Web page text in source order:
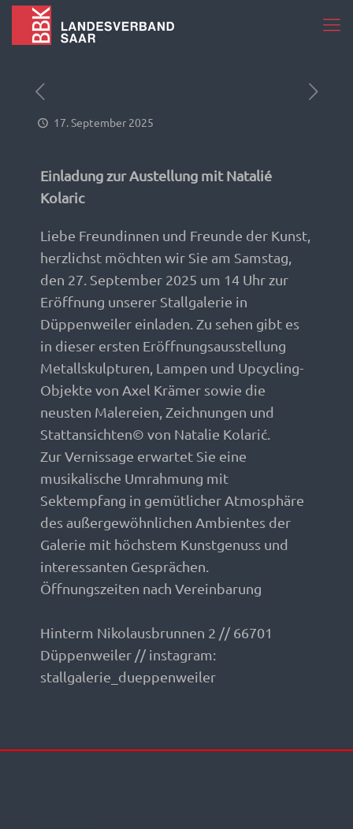
17. September 2025
Einladung zur Austellung mit Natalié
Kolaric
Liebe Freundinnen und Freunde der Kunst,
herzlichst möchten wir Sie am Samstag,
den 27. September 2025 um 14 Uhr zur
Eröffnung unserer Stallgalerie in
Düppenweiler einladen. Zu sehen gibt es
in dieser ersten Eröffnungsausstellung
Metallskulpturen, Lampen und Upcycling-
Objekte von Axel Krämer sowie die
neusten Malereien, Zeichnungen und
Stattansichten© von Natalie Kolarić.
Zur Vernissage erwartet Sie eine
musikalische Umrahmung mit
Sektempfang in gemütlicher Atmosphäre
des außergewöhnlichen Ambientes der
Galerie mit höchstem Kunstgenuss und
interessanten Gesprächen.
Öffnungszeiten nach Vereinbarung
Hinterm Nikolausbrunnen 2 // 66701
Düppenweiler // instagram:
stallgalerie_dueppenweiler